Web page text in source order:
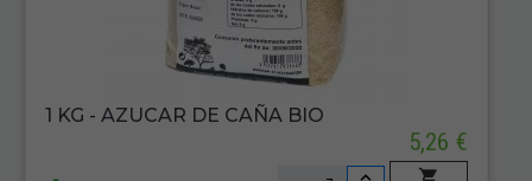
1 KG - AZUCAR DE CAÑA BIO
5,26 €